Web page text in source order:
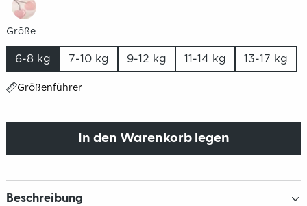
Größe
6-8 kg 7-10 kg 9-12 kg 11-14 kg 13-17 kg
Größenführer
In den Warenkorb legen
Beschreibung